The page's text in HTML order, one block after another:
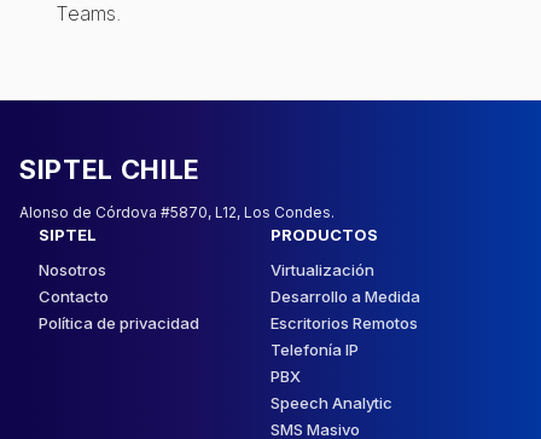
Teams.
SIPTEL CHILE
Alonso de Córdova #5870, L12, Los Condes.
SIPTEL
Nosotros
Contacto
Política de privacidad
PRODUCTOS
Virtualización
Desarrollo a Medida
Escritorios Remotos
Telefonía IP
PBX
Speech Analytic
SMS Masivo